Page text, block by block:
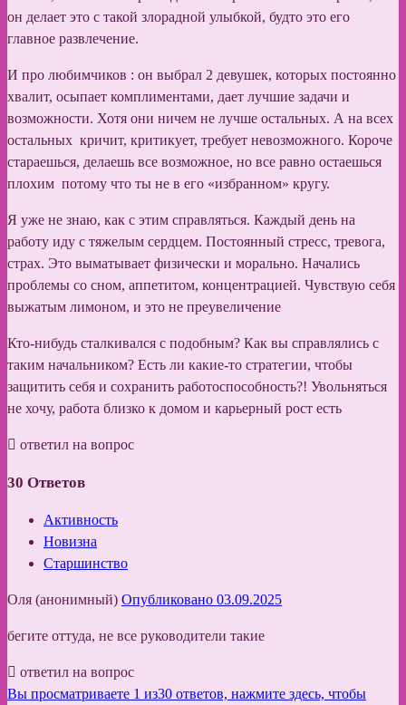
он делает это с такой злорадной улыбкой, будто это его
главное развлечение.
И про любимчиков : он выбрал 2 девушек, которых постоянно
хвалит, осыпает комплиментами, дает лучшие задачи и
возможности. Хотя они ничем не лучше остальных. А на всех
остальных кричит, критикует, требует невозможного. Короче
стараешься, делаешь все возможное, но все равно остаешься
плохим потому что ты не в его «избранном» кругу.
Я уже не знаю, как с этим справляться. Каждый день на
работу иду с тяжелым сердцем. Постоянный стресс, тревога,
страх. Это выматывает физически и морально. Начались
проблемы со сном, аппетитом, концентрацией. Чувствую себя
выжатым лимоном, и это не преувеличение
Кто-нибудь сталкивался с подобным? Как вы справлялись с
таким начальником? Есть ли какие-то стратегии, чтобы
защитить себя и сохранить работоспособность?! Увольняться
не хочу, работа близко к домом и карьерный рост есть
ответил на вопрос
30 Ответов
Активность
Новизна
Старшинство
Оля (анонимный) Опубликовано 03.09.2025
бегите оттуда, не все руководители такие
ответил на вопрос
Вы просматриваете 1 из30 ответов, нажмите здесь, чтобы